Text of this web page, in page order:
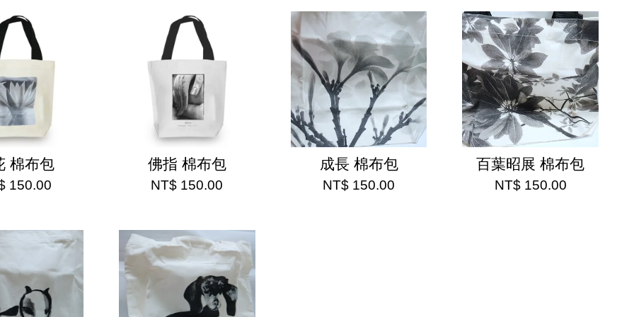
棉布包
150.00
佛指 棉布包
NT$ 150.00
成長 棉布包
NT$ 150.00
百葉昭展 棉布包
NT$ 150.00